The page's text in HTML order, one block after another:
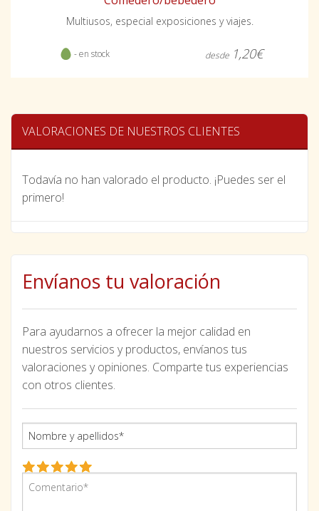
Multiusos, especial exposiciones y viajes.
- en stock desde 1,20€
VALORACIONES DE NUESTROS CLIENTES
Todavía no han valorado el producto. ¡Puedes ser el
primero!
Envíanos tu valoración
Para ayudarnos a ofrecer la mejor calidad en
nuestros servicios y productos, envíanos tus
valoraciones y opiniones. Comparte tus experiencias
con otros clientes.